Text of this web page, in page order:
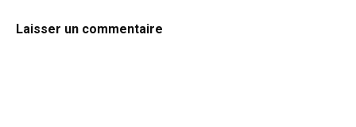
Laisser un commentaire